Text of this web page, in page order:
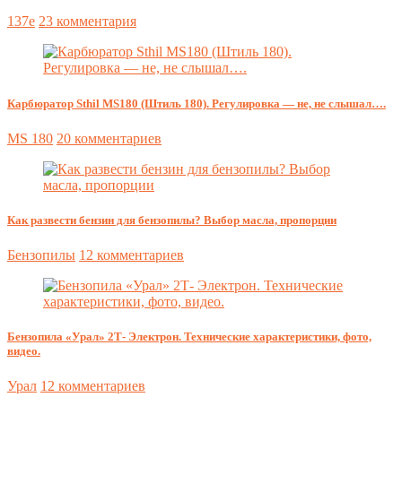
137e 23 комментария
Карбюратор Sthil MS180 (Штиль 180). Регулировка — не, не слышал….
MS 180 20 комментариев
Как развести бензин для бензопилы? Выбор масла, пропорции
Бензопилы 12 комментариев
Бензопила «Урал» 2Т- Электрон. Технические характеристики, фото,
видео.
Урал 12 комментариев